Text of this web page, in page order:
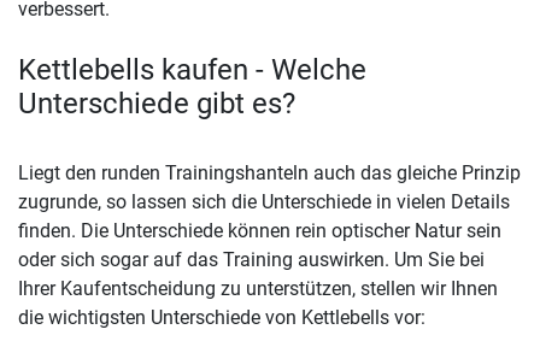
verbessert.
Kettlebells kaufen - Welche
Unterschiede gibt es?
Liegt den runden Trainingshanteln auch das gleiche Prinzip
zugrunde, so lassen sich die Unterschiede in vielen Details
finden. Die Unterschiede können rein optischer Natur sein
oder sich sogar auf das Training auswirken. Um Sie bei
Ihrer Kaufentscheidung zu unterstützen, stellen wir Ihnen
die wichtigsten Unterschiede von Kettlebells vor: